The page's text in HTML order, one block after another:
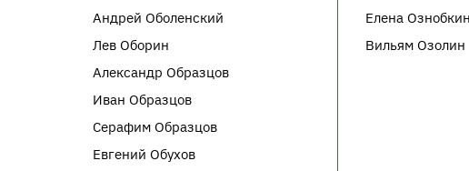
Андрей Оболенский
Лев Оборин
Александр Образцов
Иван Образцов
Серафим Образцов
Евгений Обухов
Елена
Вильям Озолин